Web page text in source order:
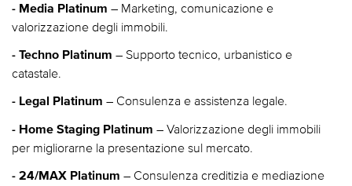
- Media Platinum – Marketing, comunicazione e
valorizzazione degli immobili.
- Techno Platinum – Supporto tecnico, urbanistico e
catastale.
- Legal Platinum – Consulenza e assistenza legale.
- Home Staging Platinum – Valorizzazione degli immobili
per migliorarne la presentazione sul mercato.
- 24/MAX Platinum – Consulenza creditizia e mediazione